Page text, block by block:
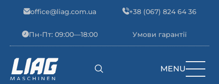
office@liag.com.ua +38 (067) 824 64 36
Пн-Пт: 09:00—18:00 Умови гарантії
Main Navigation MENU